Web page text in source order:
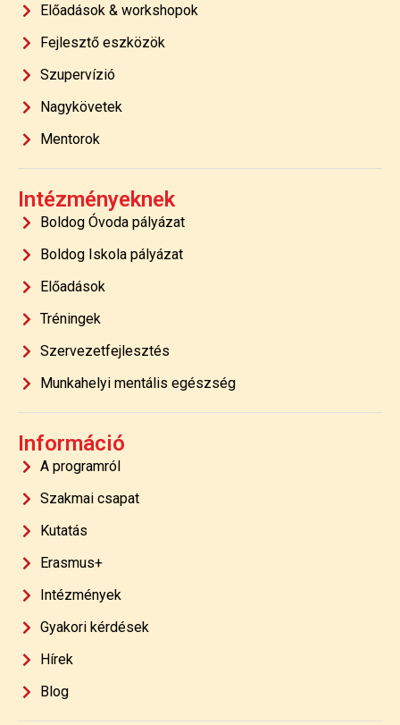
Előadások & workshopok
Fejlesztő eszközök
Szupervízió
Nagykövetek
Mentorok
Intézményeknek
Boldog Óvoda pályázat
Boldog Iskola pályázat
Előadások
Tréningek
Szervezetfejlesztés
Munkahelyi mentális egészség
Információ
A programról
Szakmai csapat
Kutatás
Erasmus+
Intézmények
Gyakori kérdések
Hírek
Blog